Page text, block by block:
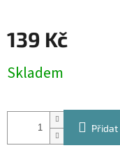
139 Kč
cena:
Skladem
Přidat